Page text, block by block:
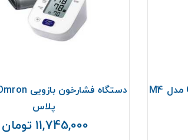
پلاس
11,745,000 تومان